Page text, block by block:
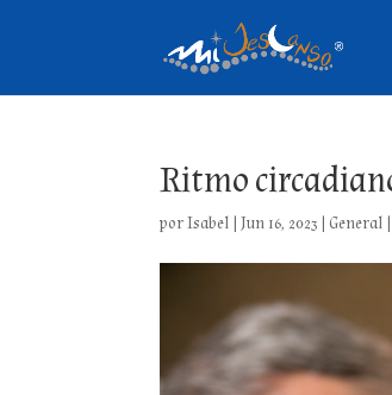
Ritmo
porIsabel |Jun 16, 2023 | General